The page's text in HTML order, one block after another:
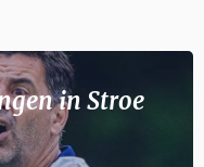
in Stroe